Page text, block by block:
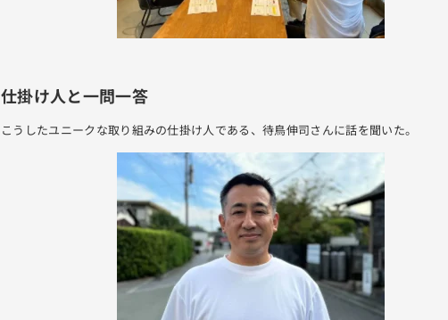
仕掛け人と一問一答
こうしたユニークな取り組みの仕掛け人である、待鳥伸司さんに話を聞いた。